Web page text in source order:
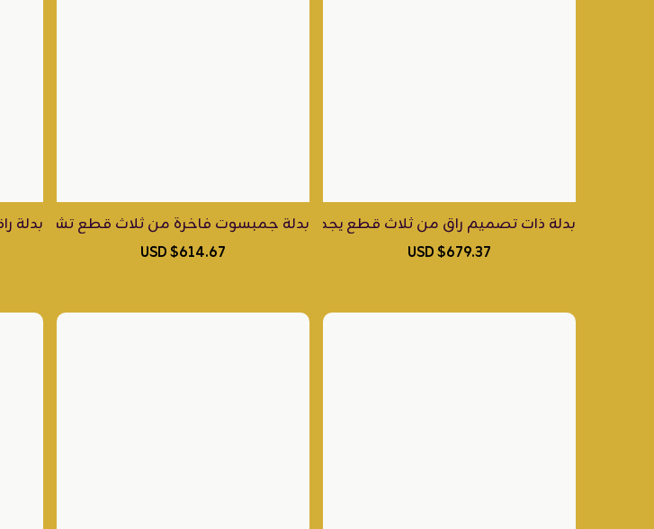
بدلة ذات تصميم راقٍ من ثلاث قطع يجمع بين الجاكيت الطويل، الفستان، والحزام. يصنع
$679.37 USD
بدلة جمبسوت فاخرة من ثلاث قطع تشمل الجاكيت
$614.67 USD
بدلة